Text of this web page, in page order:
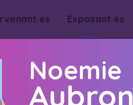
Exposant·es
Noemie
Aubron